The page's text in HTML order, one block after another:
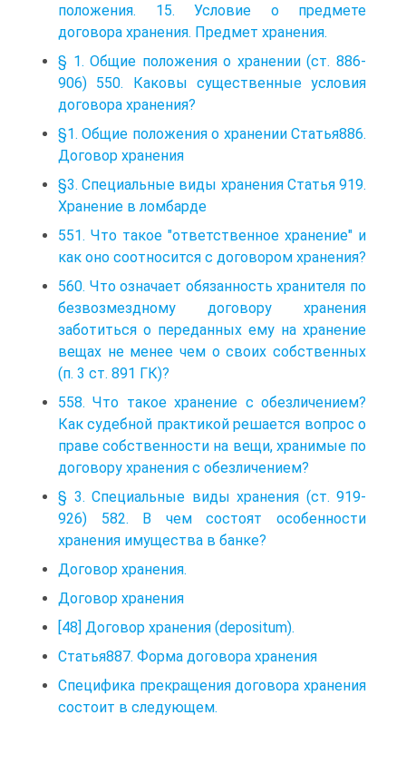
положения. 15. Условие о предмете
договора хранения. Предмет хранения.
§ 1. Общие положения о хранении (ст. 886-
906) 550. Каковы существенные условия
договора хранения?
§1. Общие положения о хранении Статья886.
Договор хранения
§3. Специальные виды хранения Статья 919.
Хранение в ломбарде
551. Что такое "ответственное хранение" и
как оно соотносится с договором хранения?
560. Что означает обязанность хранителя по
безвозмездному договору хранения
заботиться о переданных ему на хранение
вещах не менее чем о своих собственных
(п. 3 ст. 891 ГК)?
558. Что такое хранение с обезличением?
Как судебной практикой решается вопрос о
праве собственности на вещи, хранимые по
договору хранения с обезличением?
§ 3. Специальные виды хранения (ст. 919-
926) 582. В чем состоят особенности
хранения имущества в банке?
Договор хранения.
Договор хранения
[48] Договор хранения (depositum).
Статья887. Форма договора хранения
Специфика прекращения договора хранения
состоит в следующем.